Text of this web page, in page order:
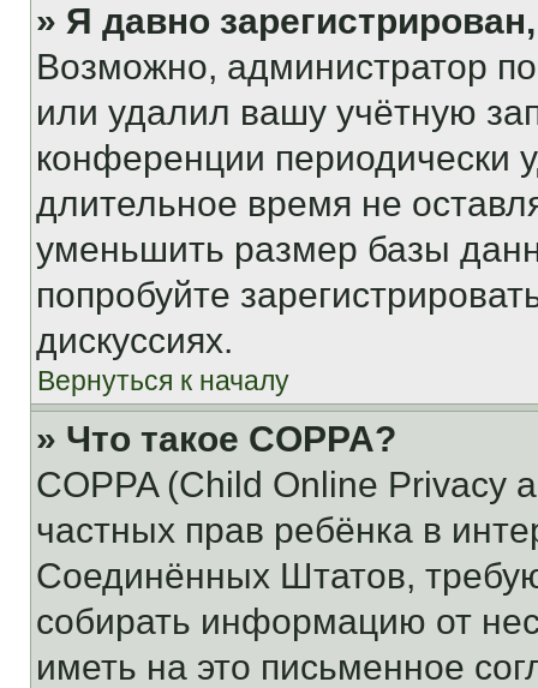
» Я давно
Возможно, администратор
или удалил вашу учётную
конференции периодически
длительное время не
уменьшить размер базы
попробуйте
дискуссиях.
Вернуться к началу
» Что такое COPPA?
COPPA (Child Online Privacy
частных прав ребёнка в
Соединённых Штатов,
собирать информацию от
иметь на это письменное